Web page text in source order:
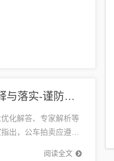
怀化最新公车拍卖,优化解答、专家解析解释与落实​-谨防华而不实包装
化解答、专家解析等
出，公车拍卖应遵循
也应加强对拍卖过
阅读全文